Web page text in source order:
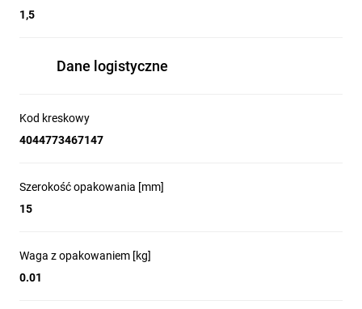
1,5
Dane logistyczne
Kod kreskowy
4044773467147
Szerokość opakowania [mm]
15
Waga z opakowaniem [kg]
0.01